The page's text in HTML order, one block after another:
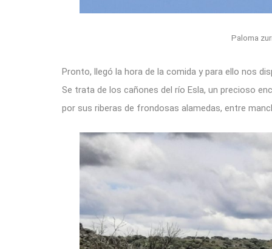
Paloma
Pronto, llegó la hora de la comida y para ello nos
Se trata de los cañones del río Esla, un precioso
por sus riberas de frondosas alamedas, entre